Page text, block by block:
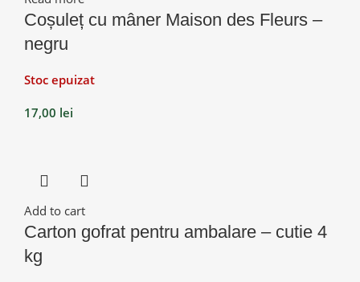
Coșuleț cu mâner Maison des Fleurs –
negru
Stoc epuizat
17,00 lei
Add to cart
Carton gofrat pentru ambalare – cutie 4
kg